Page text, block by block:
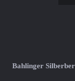
Bahlinger